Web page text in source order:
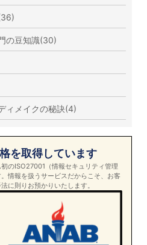
の豆知識(30)
ィメイクの秘訣(4)
を取得しています
のISO27001（情報セキュリティ管理
情報を扱うサービスだからこそ、お客
に則りお預かりいたします。